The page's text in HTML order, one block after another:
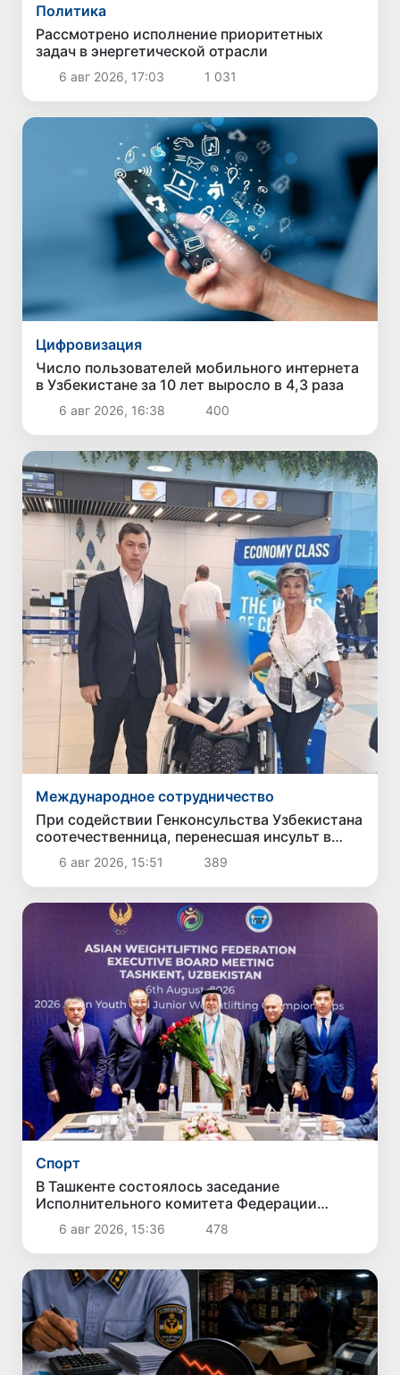
Политика
Рассмотрено исполнение приоритетных
задач в энергетической отрасли
6 авг 2026, 17:03 1 031
Цифровизация
Число пользователей мобильного интернета
в Узбекистане за 10 лет выросло в 4,3 раза
6 авг 2026, 16:38 400
Международное сотрудничество
При содействии Генконсульства Узбекистана
соотечественница, перенесшая инсульт в
Алматы, вернулась на родину
6 авг 2026, 15:51 389
Спорт
В Ташкенте состоялось заседание
Исполнительного комитета Федерации
тяжелой атлетики Азии
6 авг 2026, 15:36 478